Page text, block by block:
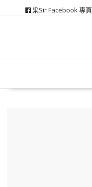
梁Sir Facebook 專頁